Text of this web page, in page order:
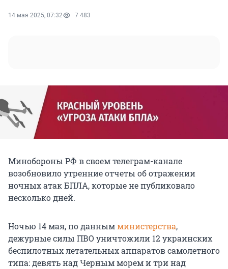
14 мая 2025, 07:32 7 483
Минобороны РФ в своем телеграм-канале
возобновило утренние отчеты об отражении
ночных атак БПЛА, которые не публиковало
несколько дней.
Ночью 14 мая, по даннымминистерства,
дежурные силы ПВО уничтожили 12 украинских
беспилотных летательных аппаратов самолетного
типа: девять над Черным морем и три над